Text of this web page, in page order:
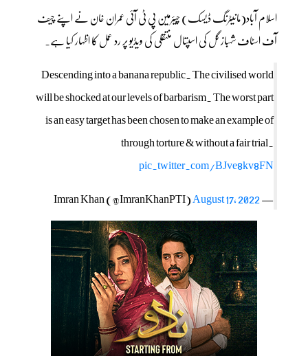
اسلام آباد(مانیٹرنگ ڈیسک) چیئرمین پی ٹی آئی عمران خان نے اپنے چیف
آف اسٹاف شہباز گل کی اسپتال منتقلی کی ویڈیو پر رد عمل کا اظہار کیا ہے۔
Descending into a banana republic. The civilised world
will be shocked at our levels of barbarism. The worst part
is an easy target has been chosen to make an example of
through torture & without a fair trial.
pic.twitter.com/BJve8kv8FN
— Imran Khan (@ImranKhanPTI)
August 17, 2022